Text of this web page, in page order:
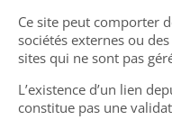
Ce site peut comporter
sociétés externes ou
sites qui ne sont pas
L’existence d’un lien
constitue pas une